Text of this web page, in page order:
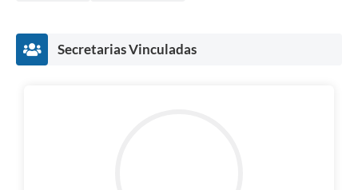
Secretarias Vinculadas